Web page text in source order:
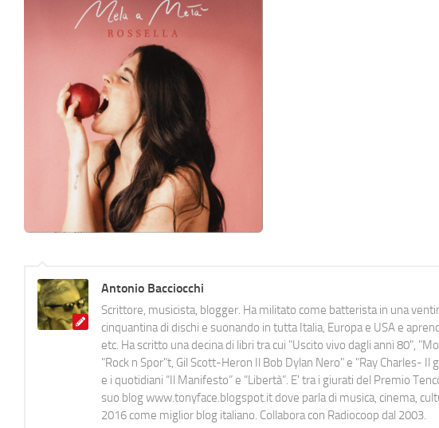
Antonio Bacciocchi
Scrittore, musicista, blogger. Ha militato come batterista in una
cinquantina di dischi e suonando in tutta Italia, Europa e USA e
etc. Ha scritto una decina di libri tra cui "Uscito vivo dagli anni 80",
"Rock n Spor"t, Gil Scott-Heron Il Bob Dylan Nero" e "Ray Charles- Il
e i quotidiani “Il Manifesto” e “Libertà”. E' tra i giurati del Premio
suo blog www.tonyface.blogspot.it dove parla di musica, cinema,
2016 come miglior blog italiano. Collabora con Radiocoop dal 2003.